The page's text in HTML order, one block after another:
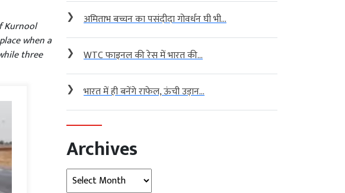
Kurnool
when a
three
❯ अमिताभ बच्चन का पसंदीदा गोवर्धन घी भी...
❯ WTC फाइनल की रेस में भारत की...
❯ भारत में ही बनेंगे राफेल, ऊंची उड़ान...
Archives
Archives